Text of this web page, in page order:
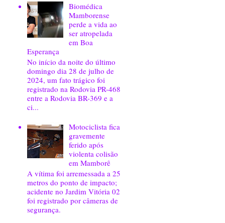
Biomédica
Mamborense
perde a vida ao
ser atropelada
em Boa
Esperança
No início da noite do último
domingo dia 28 de julho de
2024, um fato trágico foi
registrado na Rodovia PR-468
entre a Rodovia BR-369 e a
ci...
Motociclista fica
gravemente
ferido após
violenta colisão
em Mamborê
A vítima foi arremessada a 25
metros do ponto de impacto;
acidente no Jardim Vitória 02
foi registrado por câmeras de
segurança.